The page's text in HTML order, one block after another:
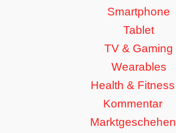
Smartphone
Tablet
TV & Gaming
Wearables
Health & Fitness
Kommentar
Marktgeschehen